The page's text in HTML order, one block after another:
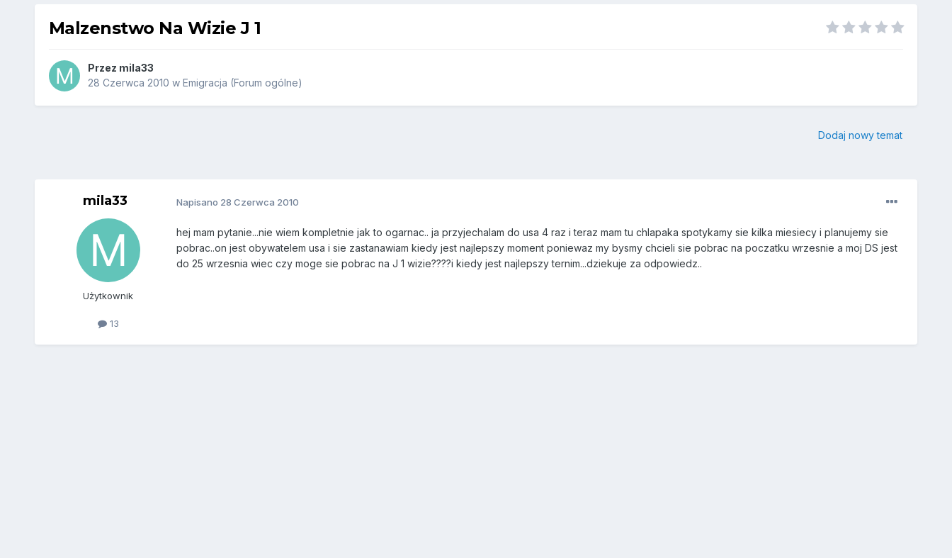
Malzenstwo Na Wizie J 1
Przez mila33
28 Czerwca 2010 w Emigracja (Forum ogólne)
Dodaj nowy temat
mila33
Użytkownik
13
Napisano 28 Czerwca 2010
hej mam pytanie...nie wiem kompletnie jak to ogarnac.. ja przyjechalam do usa 4 raz i teraz mam tu chlapaka spotykamy sie kilka miesiecy i planujemy sie
pobrac..on jest obywatelem usa i sie zastanawiam kiedy jest najlepszy moment poniewaz my bysmy chcieli sie pobrac na poczatku wrzesnie a moj DS jest
do 25 wrzesnia wiec czy moge sie pobrac na J 1 wizie????i kiedy jest najlepszy ternim...dziekuje za odpowiedz..